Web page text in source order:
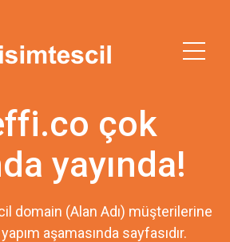
çok
yayında!
domain (Alan Adı) müşterilerine
aşamasında sayfasıdır.